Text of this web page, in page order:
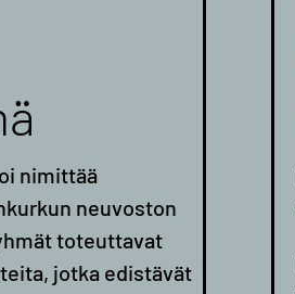
nimittää
neuvoston
toteuttavat
jotka edistävät